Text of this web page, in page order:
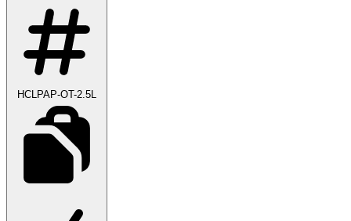
HCLPAP-OT-2.5L